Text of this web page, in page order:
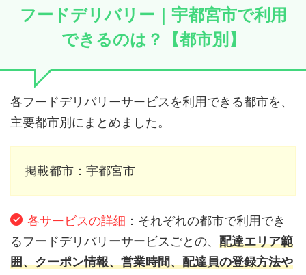
フードデリバリー｜宇都宮市で利用
できるのは？【都市別】
各フードデリバリーサービスを利用できる都市を、
主要都市別にまとめました。
掲載都市：宇都宮市
各サービスの詳細 ：それぞれの都市で利用でき
るフードデリバリーサービスごとの、 配達エリア範
囲、クーポン情報、営業時間、配達員の登録方法や